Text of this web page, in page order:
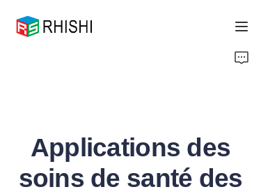
Applications des
soins de santé des
About Us
News